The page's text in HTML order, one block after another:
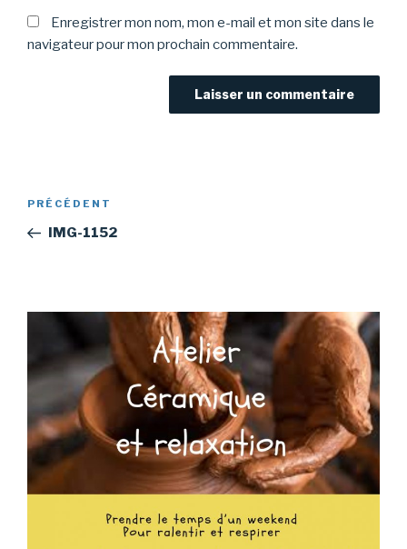
Enregistrer mon nom, mon e-mail et mon site dans le
navigateur pour mon prochain commentaire.
Navigation
l’article
Article
précédent
PRÉCÉDENT
IMG-1152